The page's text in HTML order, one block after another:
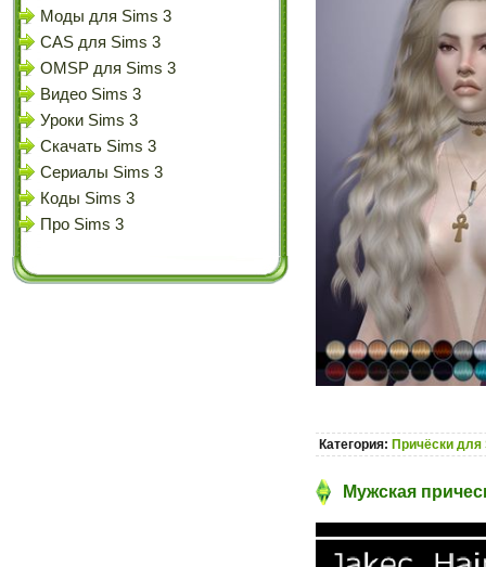
Моды для Sims 3
CAS для Sims 3
OMSP для Sims 3
Видео Sims 3
Уроки Sims 3
Скачать Sims 3
Сериалы Sims 3
Коды Sims 3
Про Sims 3
Категория: Причёски для
Мужская